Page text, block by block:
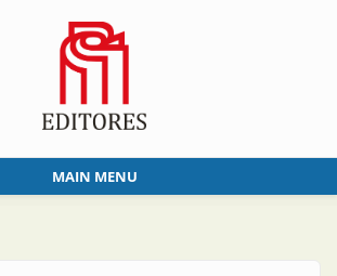
MAIN MENU